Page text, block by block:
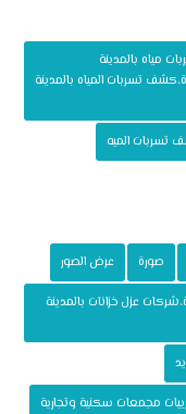
مياه بالمدينة
تسربات المياه بالمدينة
الميه
صورة عرض الصور
عزل خزانات بالمدينة
مجمعات سكنية وتجارية